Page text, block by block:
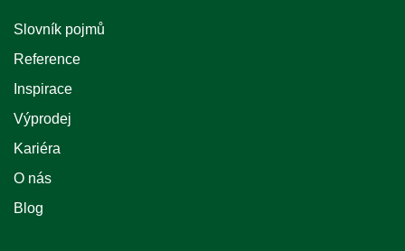
Slovník pojmů
Reference
Inspirace
Výprodej
Kariéra
O nás
Blog